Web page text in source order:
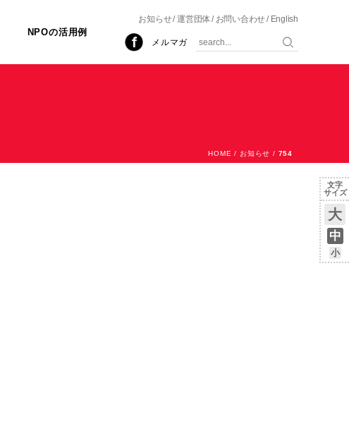
NPOの活用例
お知らせ 運営団体 お問い合わせ English
メルマガ
文字
サイズ
大
中
小
HOME / お知らせ / 754